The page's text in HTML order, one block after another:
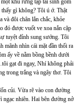
khu rừng tạp tái sinh gồm
gì không? Tôi ú ớ. Thật
và đôi chân lẳn chắc, khỏe
đó được vuốt ve xoa nắn cặp
tuyệt đỉnh sung sướng. Tôi
mãnh nhìn cái mặt đần thối ra
ấy về nằm bồng bềnh dưới
gạt đi ngay, Nhí không phải
trong trắng và ngây thơ. Tôi
củi. Vừa rẽ vào con đường
nhiên. Hai bên đường nở